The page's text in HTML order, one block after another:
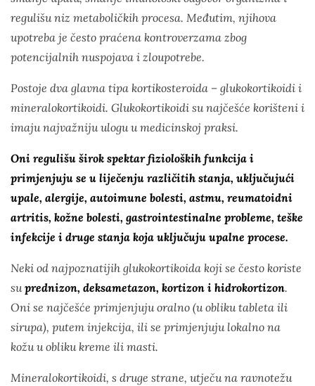
regulišu niz metaboličkih procesa. Međutim, njihova
upotreba je često praćena kontroverzama zbog
potencijalnih nuspojava i zloupotrebe.
Postoje dva glavna tipa kortikosteroida – glukokortikoidi i
mineralokortikoidi. Glukokortikoidi su najčešće korišteni i
imaju najvažniju ulogu u medicinskoj praksi.
Oni regulišu širok spektar fizioloških funkcija i
primjenjuju se u liječenju različitih stanja, uključujući
upale, alergije, autoimune bolesti, astmu, reumatoidni
artritis, kožne bolesti, gastrointestinalne probleme, teške
infekcije i druge stanja koja uključuju upalne procese.
Neki od najpoznatijih glukokortikoida koji se često koriste
suprednizon, deksametazon, kortizon i hidrokortizon.
Oni se najčešće primjenjuju oralno (u obliku tableta ili
sirupa), putem injekcija, ili se primjenjuju lokalno na
kožu u obliku kreme ili masti.
Mineralokortikoidi, s druge strane, utječu na ravnotežu